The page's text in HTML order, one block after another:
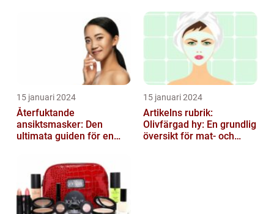
15 januari 2024
Återfuktande
ansiktsmasker: Den
ultimata guiden för en
15 januari 2024
Artikelns rubrik:
Olivfärgad hy: En grundlig
översikt för mat- och